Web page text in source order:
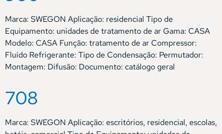
Marca: SWEGON Aplicação: residencial Tipo de
Equipamento: unidades de tratamento de ar Gama: CASA
Modelo: CASA Função: tratamento de ar Compressor:
Fluído Refrigerante: Tipo de Condensação: Permutador:
Montagem: Difusão: Documento: catálogo geral
708
Marca: SWEGON Aplicação: escritórios, residencial, escolas,